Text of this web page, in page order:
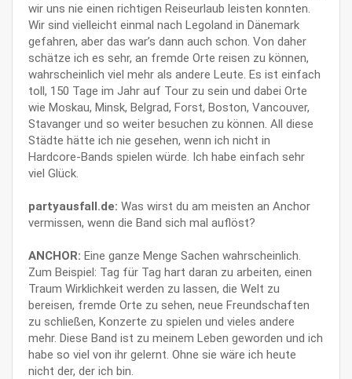
wir uns nie einen richtigen Reiseurlaub leisten konnten.
Wir sind vielleicht einmal nach Legoland in Dänemark
gefahren, aber das war’s dann auch schon. Von daher
schätze ich es sehr, an fremde Orte reisen zu können,
wahrscheinlich viel mehr als andere Leute. Es ist einfach
toll, 150 Tage im Jahr auf Tour zu sein und dabei Orte
wie Moskau, Minsk, Belgrad, Forst, Boston, Vancouver,
Stavanger und so weiter besuchen zu können. All diese
Städte hätte ich nie gesehen, wenn ich nicht in
Hardcore-Bands spielen würde. Ich habe einfach sehr
viel Glück.
partyausfall.de: Was wirst du am meisten an Anchor
vermissen, wenn die Band sich mal auflöst?
ANCHOR: Eine ganze Menge Sachen wahrscheinlich.
Zum Beispiel: Tag für Tag hart daran zu arbeiten, einen
Traum Wirklichkeit werden zu lassen, die Welt zu
bereisen, fremde Orte zu sehen, neue Freundschaften
zu schließen, Konzerte zu spielen und vieles andere
mehr. Diese Band ist zu meinem Leben geworden und ich
habe so viel von ihr gelernt. Ohne sie wäre ich heute
nicht der, der ich bin.